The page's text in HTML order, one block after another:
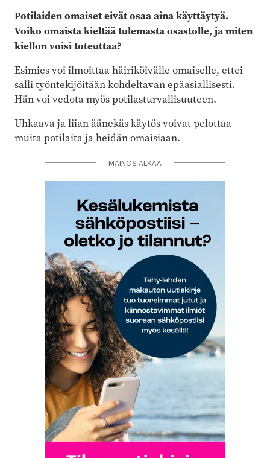
Potilaiden omaiset eivät osaa aina käyttäytyä.
Voiko omaista kieltää tulemasta osastolle, ja miten
kiellon voisi toteuttaa?
Esimies voi ilmoittaa häiriköivälle omaiselle, ettei
salli työntekijöitään kohdeltavan epäasiallisesti.
Hän voi vedota myös potilasturvallisuuteen.
Uhkaava ja liian äänekäs käytös voivat pelottaa
muita potilaita ja heidän omaisiaan.
MAINOS ALKAA